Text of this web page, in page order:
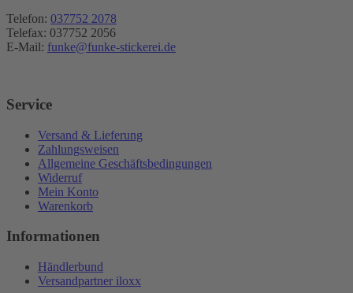
Telefon: 037752 2078
Telefax: 037752 2056
E-Mail: funke@funke-stickerei.de
Service
Versand & Lieferung
Zahlungsweisen
Allgemeine Geschäftsbedingungen
Widerruf
Mein Konto
Warenkorb
Informationen
Händlerbund
Versandpartner iloxx